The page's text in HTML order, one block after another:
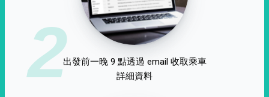
2出發前一晚 9 點透過 email 收取乘車
詳細資料